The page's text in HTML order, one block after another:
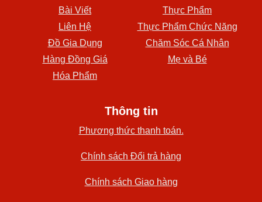
Bài Viết
Thực Phẩm
Liên Hệ
Thực Phẩm Chức Năng
Đồ Gia Dụng
Chăm Sóc Cá Nhân
Hàng Đồng Giá
Mẹ và Bé
Hóa Phẩm
Thông tin
Phương thức thanh toán.
Chính sách Đổi trả hàng
Chính sách Giao hàng